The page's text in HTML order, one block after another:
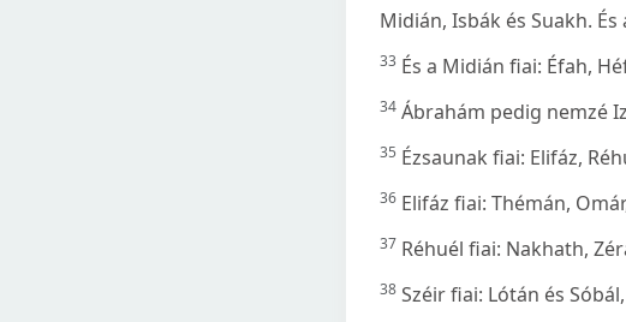
Midián, Isbák és Suakh. És
33 És a Midián fiai: Éfah,
34 Ábrahám pedig nemzé
35 Ézsaunak fiai: Elifáz,
36 Elifáz fiai: Thémán,
37 Réhuél fiai: Nakhath,
38 Széir fiai: Lótán és